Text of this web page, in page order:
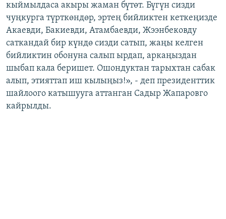
кыймылдаса акыры жаман бүтөт. Бүгүн сизди
чуңкурга түрткөндөр, эртең бийликтен кеткеңизде
Акаевди, Бакиевди, Атамбаевди, Жээнбековду
саткандай бир күндө сизди сатып, жаңы келген
бийликтин обонуна салып ырдап, аркаңыздан
шыбап кала беришет. Ошондуктан тарыхтан сабак
алып, этияттап иш кылыңыз!», - деп президенттик
шайлоого катышууга аттанган Садыр Жапаровго
кайрылды.